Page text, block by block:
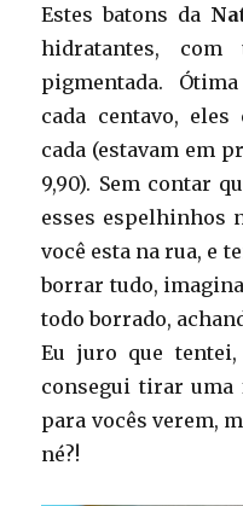
Estes batons da
hidratantes,
pigmentada.
cada centavo, eles
cada (estavam em
9,90). Sem contar
esses espelhinhos
você esta na rua, e
borrar tudo,
todo borrado,
Eu juro que
consegui tirar uma
para vocês verem,
né?!